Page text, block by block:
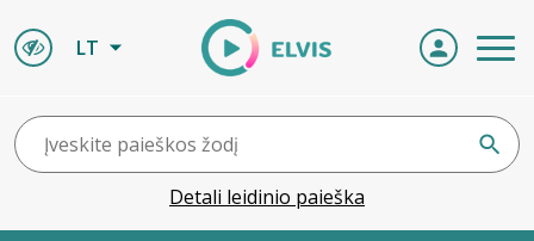
LT
Detali leidinio paieška